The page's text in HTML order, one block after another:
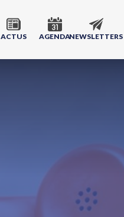
ACTUS AGENDANEWSLETTERS